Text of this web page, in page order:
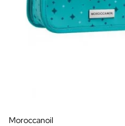
Moroccanoil